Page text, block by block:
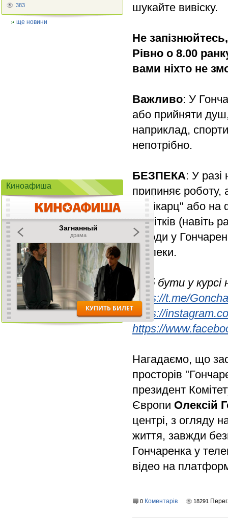
шукайте вивіску.
Не
Рівно о 8.00
вами ніхто не
Важливо: У
або прийняти
наприклад,
непотрібно.
БЕЗПЕКА: У разі
припиняє роботу,
"Рейкарц" або на
підлітків
заходи у
безпеки.
Щоб бути у курсі
https://t.me/
https://
https://
Нагадаємо, що
просторів
президент
Європи Олексій
центрі, з огляду
життя, завжди
Гончаренка у
відео на
0 Коментарів 18291
383
ще новини
Киноафиша